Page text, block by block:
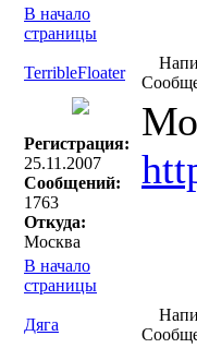
В начало
страницы
TerribleFloater
Регистрация:
25.11.2007
Сообщений:
1763
Откуда:
Москва
В начало
страницы
Дяга